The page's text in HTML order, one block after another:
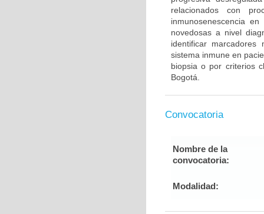
relacionados con
inmunosenescencia
novedosas a nivel
identificar marcadores
sistema inmune en
biopsia o por criterios
Bogotá.
Convocatoria
Nombre de la
convocatoria:
Modalidad: